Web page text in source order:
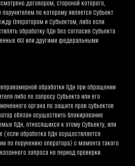
договором, стороной которого,
по которому является Субъект
Оператором и Субъектом, либо если
обработку ПДн без согласия Субъекта
ФЗ или другими федеральными
обработки ПДн при обращении
либо по запросу Субъекта или его
органа по защите прав субъектов
обязан осуществить блокирование
ПДн, относящихся к этому Субъекту, или
(если обработка ПДн осуществляется
по поручению оператора) с момента такого
запроса на период проверки.